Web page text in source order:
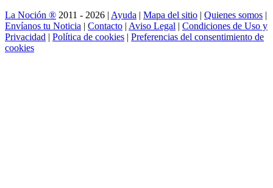
La Noción ® 2011 - 2026 | Ayuda | Mapa del sitio | Quienes somos |
Envíanos tu Noticia | Contacto | Aviso Legal | Condiciones de Uso y
Privacidad | Política de cookies | Preferencias del consentimiento de
cookies